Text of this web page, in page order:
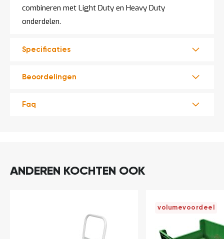
combineren met Light Duty en Heavy Duty
onderdelen.
Specificaties
Beoordelingen
Faq
ANDEREN KOCHTEN OOK
volumevoordeel